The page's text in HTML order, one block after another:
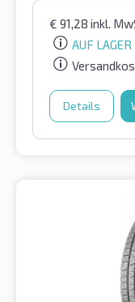
€ 91,28 inkl.
AUF LAGER
Details